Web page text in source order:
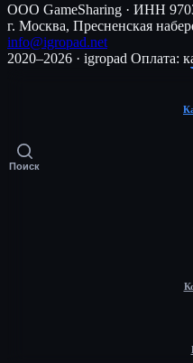
ООО GameSharing · ИНН
г. Москва, Пресненская
info@igropad.net
2020–2026 · igropad Оплата:
Поиск